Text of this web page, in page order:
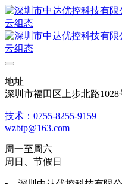
地址
深圳市福田区上步北路1028
技术：0755-8255-9159
wzbtp@163.com
周一至周六
周日、节假日